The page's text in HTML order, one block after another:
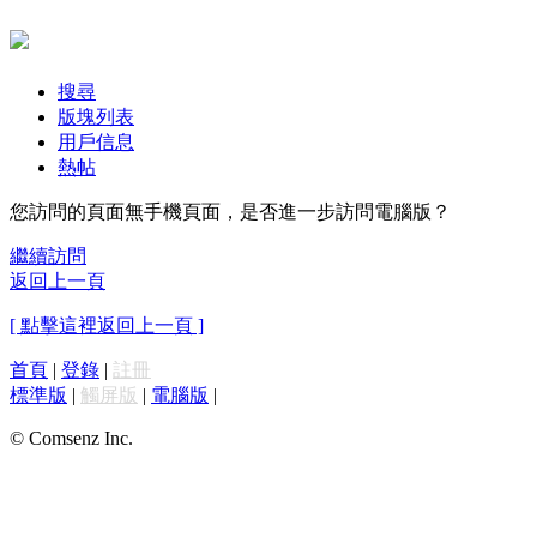
搜尋
版塊列表
用戶信息
熱帖
您訪問的頁面無手機頁面，是否進一步訪問電腦版？
繼續訪問
返回上一頁
[ 點擊這裡返回上一頁 ]
首頁 | 登錄 | 註冊
標準版 | 觸屏版 | 電腦版 |
© Comsenz Inc.